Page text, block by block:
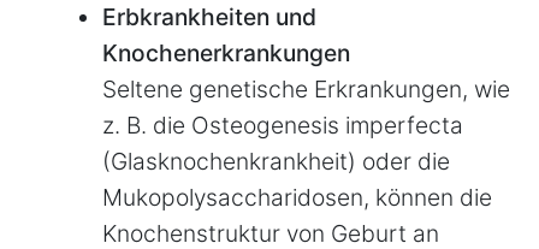
Erbkrankheiten und
Knochenerkrankungen
Seltene genetische Erkrankungen, wie
z. B. die Osteogenesis imperfecta
(Glasknochenkrankheit) oder die
Mukopolysaccharidosen, können die
Knochenstruktur von Geburt an